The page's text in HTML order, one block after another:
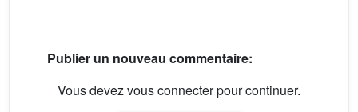
Publier un nouveau commentaire:
Vous devez vous connecter pour continuer.